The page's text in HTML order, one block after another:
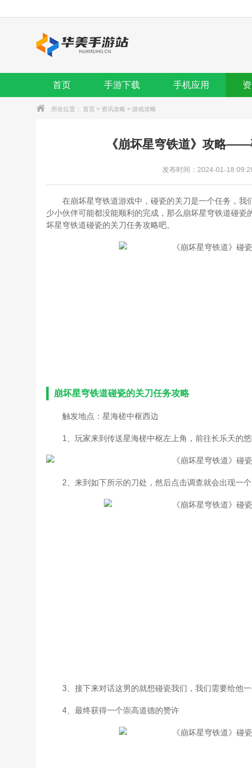
首页 手游下载 手机应用
所在位置： 首页 > 资讯攻略 > 游戏攻略
《崩坏星穹铁道》攻略
发布时间：2024-01-18
在崩坏星穹铁道游戏中，碰瓷的关刀是一个任务，
少小伙伴可能都没能顺利的完成，那么崩坏星穹铁道碰
坏星穹铁道碰瓷的关刀任务攻略吧。
崩坏星穹铁道碰瓷的关刀任务攻略
触发地点：星海槎中枢西边
1、玩家来到传送星海槎中枢左上角，前往长乐天的悠
2、来到如下所示的刀处，然后点击调查就会出现一个
3、接下来对话这男的就想碰瓷我们，我们需要给他一
4、最终获得一个崇高道德的赞许